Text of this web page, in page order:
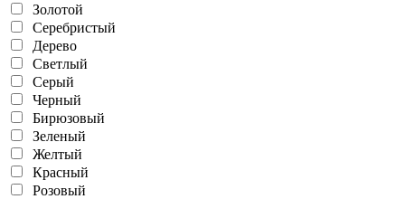
Золотой
Серебристый
Дерево
Светлый
Серый
Черный
Бирюзовый
Зеленый
Желтый
Красный
Розовый